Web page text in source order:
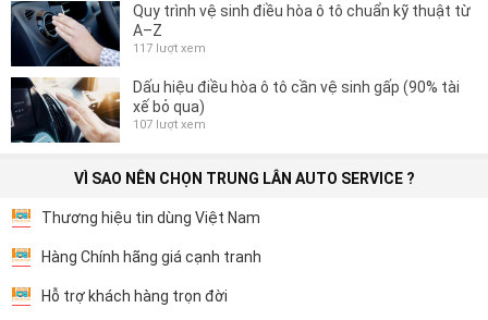
Quy trình vệ sinh điều hòa ô tô chuẩn kỹ thuật từ
A–Z
117 lượt xem
Dấu hiệu điều hòa ô tô cần vệ sinh gấp (90% tài
xế bỏ qua)
107 lượt xem
VÌ SAO NÊN CHỌN TRUNG LÂN AUTO SERVICE ?
Thương hiệu tin dùng Việt Nam
Hàng Chính hãng giá cạnh tranh
Hỗ trợ khách hàng trọn đời